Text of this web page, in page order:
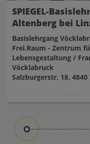
SPIEGEL-
Altenberg bei
Basislehrgang
Frei.Raum - Zentrum
Lebensgestaltung /
Vöcklabruck
Salzburgerstr. 18,
Ausbildungstag 2: 5.
Ausbildungstag 3: 6.
Ausbildungstag 4: 27.